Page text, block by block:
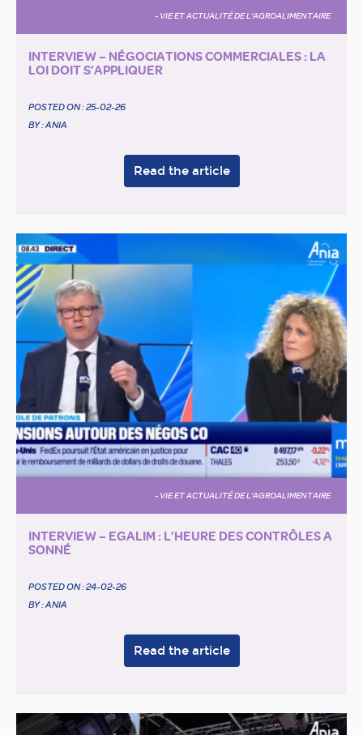
- VIE ET ACTUALITÉ DE L'AGROALIMENTAIRE
INTERVIEW – NÉGOCIATIONS COMMERCIALES : LA
LOI DOIT S’APPLIQUER
POSTED ON :25-02-26
BY : ANIA
Read the article
- VIE ET ACTUALITÉ DE L'AGROALIMENTAIRE
INTERVIEW – EGALIM : L’HEURE DES CONTRÔLES A
SONNÉ
POSTED ON :24-02-26
BY : ANIA
Read the article